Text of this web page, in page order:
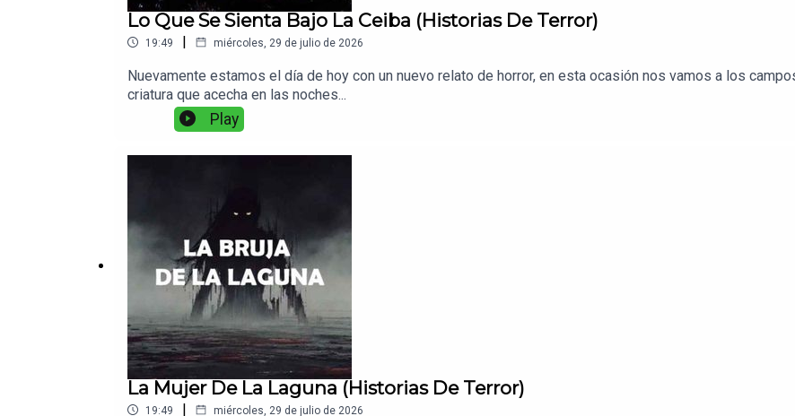
Lo Que Se Sienta Bajo La Ceiba (Historias De Terror)
19:49 | miércoles, 29 de julio de 2026
Nuevamente estamos el día de hoy con un nuevo relato de horror, en esta ocasión nos vamos a los
criatura que acecha en las noches...
Play
La Mujer De La Laguna (Historias De Terror)
19:49 | miércoles, 29 de julio de 2026